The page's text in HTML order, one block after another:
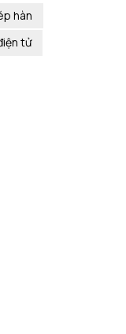
hàn
tử